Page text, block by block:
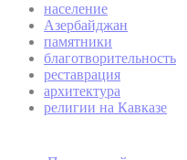
население
Азербайджан
памятники
благотворительность
реставрация
архитектура
религии на Кавказе